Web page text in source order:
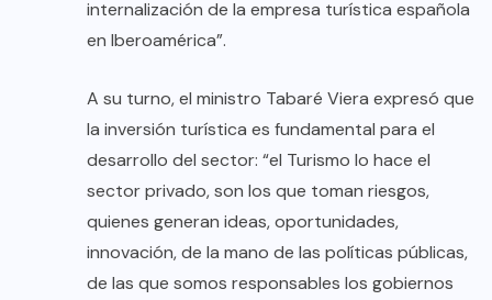
internalización de la empresa turística española
en Iberoamérica”.
A su turno, el ministro Tabaré Viera expresó que
la inversión turística es fundamental para el
desarrollo del sector: “el Turismo lo hace el
sector privado, son los que toman riesgos,
quienes generan ideas, oportunidades,
innovación, de la mano de las políticas públicas,
de las que somos responsables los gobiernos